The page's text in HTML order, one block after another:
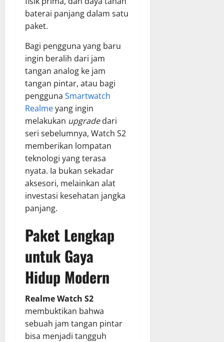
baterai panjang dalam satu
paket.
Bagi pengguna yang baru
ingin beralih dari jam
tangan analog ke jam
tangan pintar, atau bagi
pengguna Smartwatch
Realmeyang ingin
melakukan upgradedari
seri sebelumnya, Watch S2
memberikan lompatan
teknologi yang terasa
nyata. Ia bukan sekadar
aksesori, melainkan alat
investasi kesehatan jangka
panjang.
Paket Lengkap
untuk Gaya
Hidup Modern
Realme Watch S2
membuktikan bahwa
sebuah jam tangan pintar
bisa menjadi tangguh